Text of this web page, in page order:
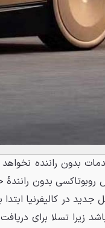
بدون راننده
بدون
در کالیفرنیا ابتدا
باشد زیرا تسلا برای